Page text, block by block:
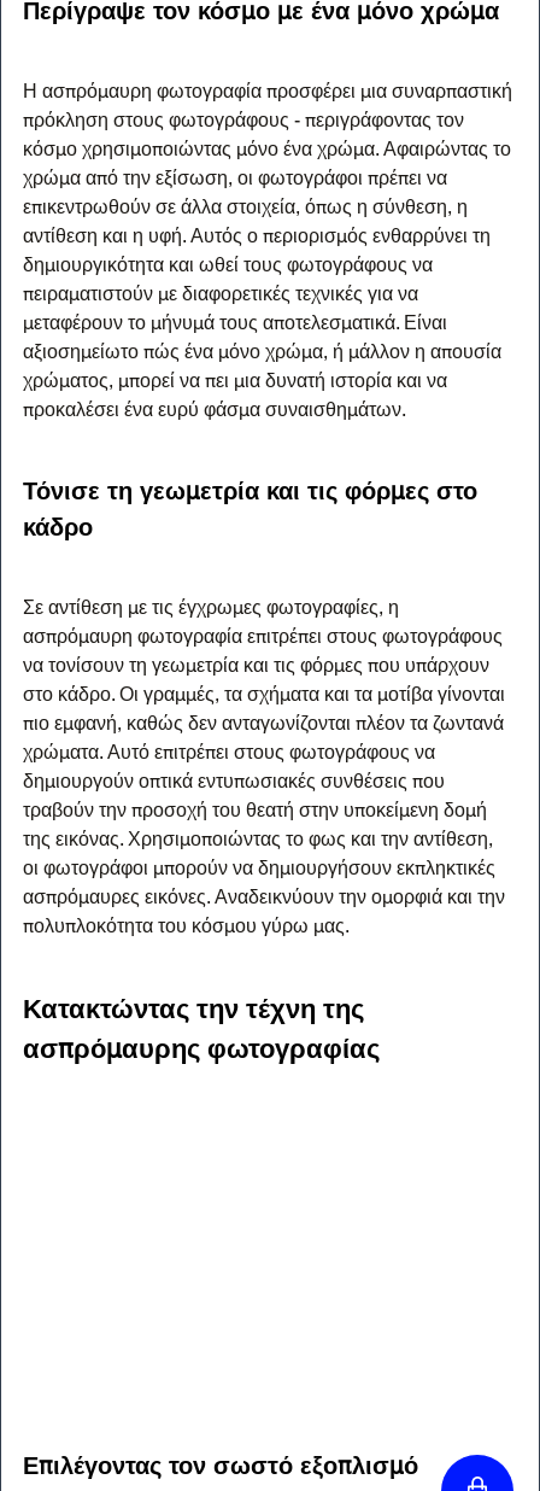
Περίγραψε τον κόσμο με ένα μόνο χρώμα
Η ασπρόμαυρη φωτογραφία προσφέρει μια συναρπαστική
πρόκληση στους φωτογράφους - περιγράφοντας τον
κόσμο χρησιμοποιώντας μόνο ένα χρώμα. Αφαιρώντας το
χρώμα από την εξίσωση, οι φωτογράφοι πρέπει να
επικεντρωθούν σε άλλα στοιχεία, όπως η σύνθεση, η
αντίθεση και η υφή. Αυτός ο περιορισμός ενθαρρύνει τη
δημιουργικότητα και ωθεί τους φωτογράφους να
πειραματιστούν με διαφορετικές τεχνικές για να
μεταφέρουν το μήνυμά τους αποτελεσματικά. Είναι
αξιοσημείωτο πώς ένα μόνο χρώμα, ή μάλλον η απουσία
χρώματος, μπορεί να πει μια δυνατή ιστορία και να
προκαλέσει ένα ευρύ φάσμα συναισθημάτων.
Τόνισε τη γεωμετρία και τις φόρμες στο
κάδρο
Σε αντίθεση με τις έγχρωμες φωτογραφίες, η
ασπρόμαυρη φωτογραφία επιτρέπει στους φωτογράφους
να τονίσουν τη γεωμετρία και τις φόρμες που υπάρχουν
στο κάδρο. Οι γραμμές, τα σχήματα και τα μοτίβα γίνονται
πιο εμφανή, καθώς δεν ανταγωνίζονται πλέον τα ζωντανά
χρώματα. Αυτό επιτρέπει στους φωτογράφους να
δημιουργούν οπτικά εντυπωσιακές συνθέσεις που
τραβούν την προσοχή του θεατή στην υποκείμενη δομή
της εικόνας. Χρησιμοποιώντας το φως και την αντίθεση,
οι φωτογράφοι μπορούν να δημιουργήσουν εκπληκτικές
ασπρόμαυρες εικόνες. Αναδεικνύουν την ομορφιά και την
πολυπλοκότητα του κόσμου γύρω μας.
Κατακτώντας την τέχνη της
ασπρόμαυρης φωτογραφίας
Επιλέγοντας τον σωστό εξοπλισμό